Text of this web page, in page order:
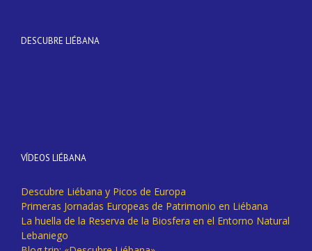
DESCUBRE LIÉBANA
VÍDEOS LIÉBANA
Descubre Liébana y Picos de Europa
Primeras Jornadas Europeas de Patrimonio en Liébana
La huella de la Reserva de la Biosfera en el Entorno Natural
Lebaniego